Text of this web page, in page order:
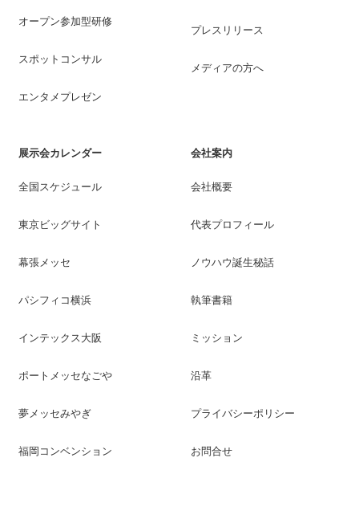
オープン参加型研修
スポットコンサル
エンタメプレゼン
プレスリリース
メディアの方へ
展示会カレンダー
全国スケジュール
東京ビッグサイト
幕張メッセ
パシフィコ横浜
インテックス大阪
ポートメッセなごや
夢メッセみやぎ
福岡コンベンション
会社案内
会社概要
代表プロフィール
ノウハウ誕生秘話
執筆書籍
ミッション
沿革
プライバシーポリシー
お問合せ